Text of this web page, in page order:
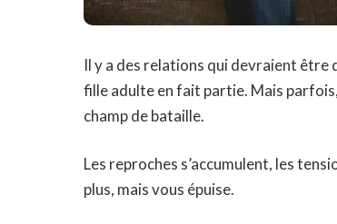
Il y a des relations qui devraient être
fille adulte en fait partie. Mais
champ de bataille.
Les reproches s’accumulent, les
plus, mais vous épuise.